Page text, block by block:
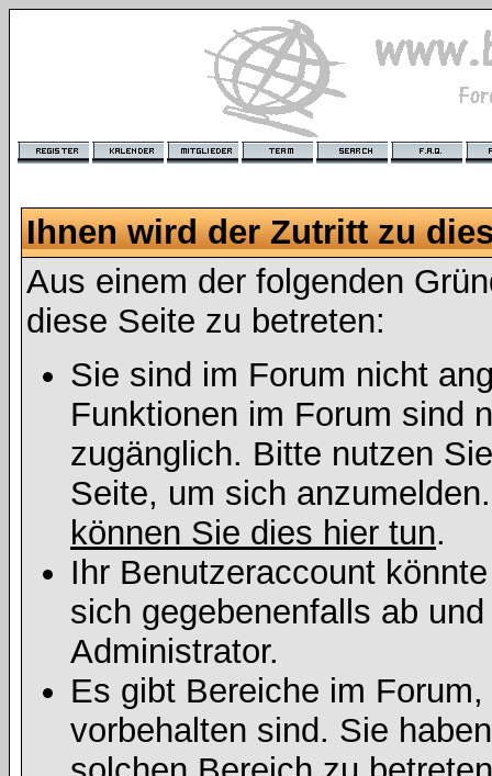
Ihnen wird der Zutritt zu
Aus einem der folgenden
diese Seite zu betreten:
Sie sind im Forum nicht
Funktionen im Forum sind
zugänglich. Bitte nutzen
Seite, um sich
können Sie dies hier tun.
Ihr Benutzeraccount
sich gegebenenfalls ab
Administrator.
Es gibt Bereiche im
vorbehalten sind. Sie